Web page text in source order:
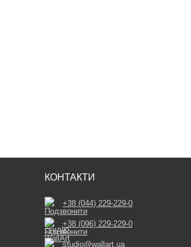
КОНТАКТИ
+38 (044) 229-229-0
+38 (096) 229-229-0
studio@wallart.ua